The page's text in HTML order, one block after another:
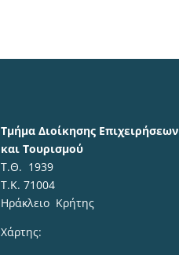
Τμήμα Διοίκησης Επιχειρήσεων
και Τουρισμού
Τ.Θ. 1939
Τ.Κ. 71004
Ηράκλειο Κρήτης
Χάρτης: